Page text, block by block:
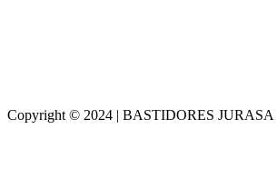
Copyright © 2024 | BASTIDORES JURASA |